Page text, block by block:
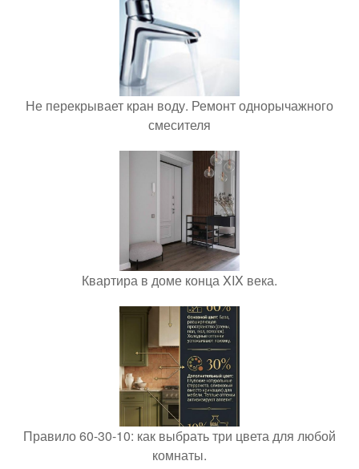
Не перекрывает кран воду. Ремонт однорычажного
смесителя
Квартира в доме конца XIX века.
Правило 60-30-10: как выбрать три цвета для любой
комнаты.